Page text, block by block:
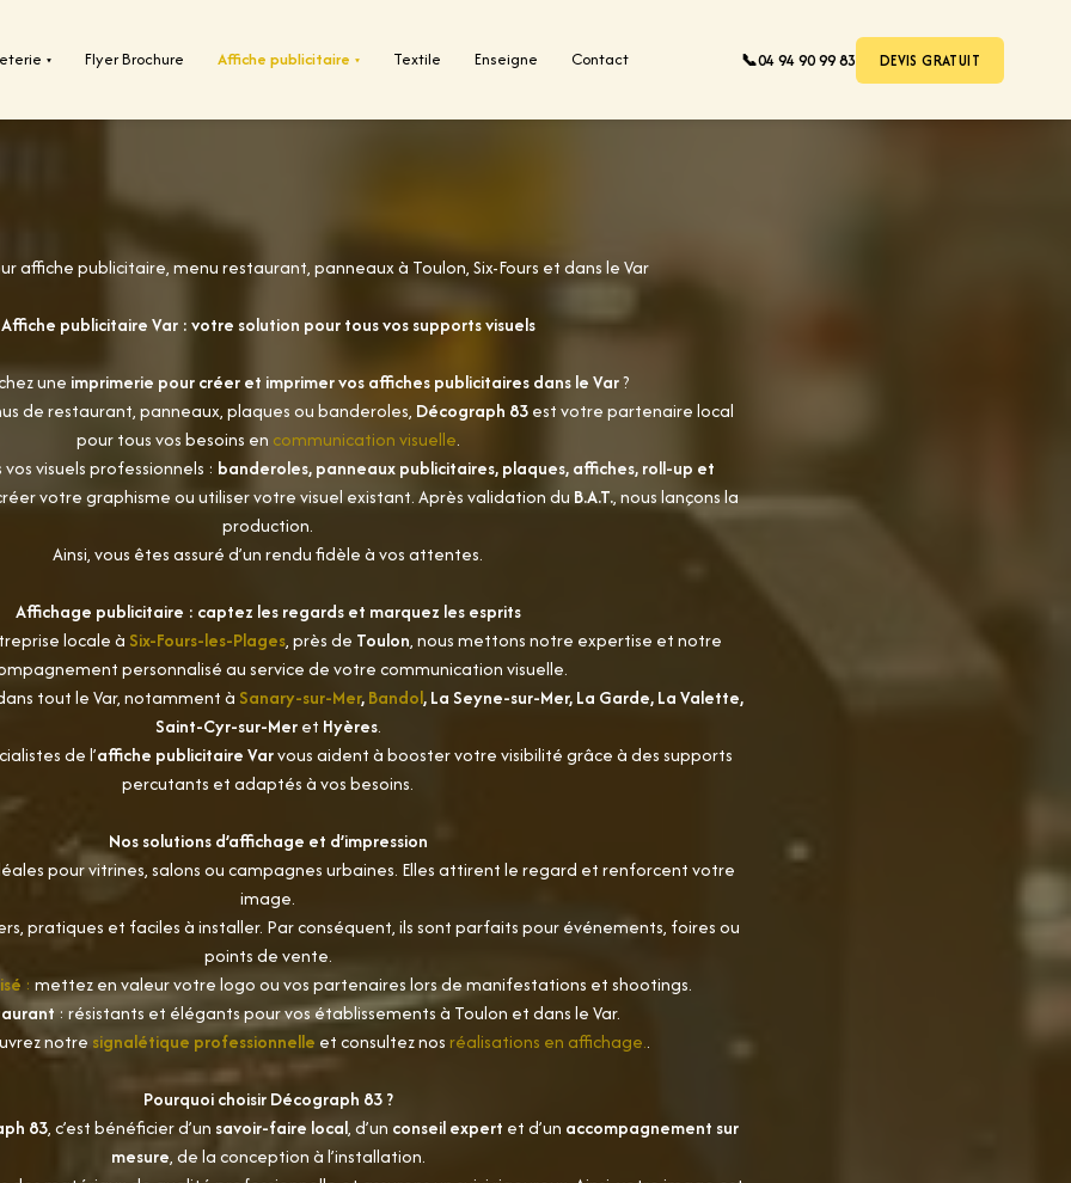
▾ Flyer Brochure Affiche publicitaire ▾ Textile Enseigne Contact 📞04 94 90 99 83 DEVIS GRATUIT
affiche publicitaire, menu restaurant, panneaux à Toulon, Six-Fours et dans le Var
Affiche publicitaire Var : votre solution pour tous vos supports visuels
une imprimerie pour créer et imprimer vos affiches publicitaires dans le Var?
de restaurant, panneaux, plaques ou banderoles, Décograph 83est votre partenaire local
pour tous vos besoins en communication visuelle.
visuels professionnels : banderoles, panneaux publicitaires, plaques, affiches, roll-up et
votre graphisme ou utiliser votre visuel existant. Après validation duB.A.T., nous lançons la
production.
Ainsi, vous êtes assuré d’un rendu fidèle à vos attentes.
Affichage publicitaire : captez les regards et marquez les esprits
locale à Six-Fours-les-Plages, près de Toulon, nous mettons notre expertise et notre
personnalisé au service de votre communication visuelle.
tout le Var, notamment à Sanary-sur-Mer,Bandol, La Seyne-sur-Mer, La Garde, La Valette,
Saint-Cyr-sur-Meret Hyères.
de l’affiche publicitaire Varvous aident à booster votre visibilité grâce à des supports
percutants et adaptés à vos besoins.
Nos solutions d’affichage et d’impression
pour vitrines, salons ou campagnes urbaines. Elles attirent le regard et renforcent votre
image.
pratiques et faciles à installer. Par conséquent, ils sont parfaits pour événements, foires ou
points de vente.
: mettez en valeur votre logo ou vos partenaires lors de manifestations et shootings.
: résistants et élégants pour vos établissements à Toulon et dans le Var.
notre signalétique professionnelle et consultez nos réalisations en affichage..
Pourquoi choisir Décograph 83 ?
83, c’est bénéficier d’un savoir-faire local, d’un conseil expert et d’un accompagnement sur
mesure, de la conception à l’installation.